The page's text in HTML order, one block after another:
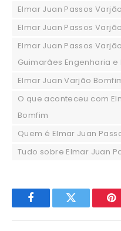
Elmar Juan Passos Varjão
Elmar Juan Passos
Elmar Juan Passos
Guimarães Engenharia
Elmar Juan Varjão
O que aconteceu com
Bomfim
Quem é Elmar Juan
Tudo sobre Elmar Juan
FacebookTwitter